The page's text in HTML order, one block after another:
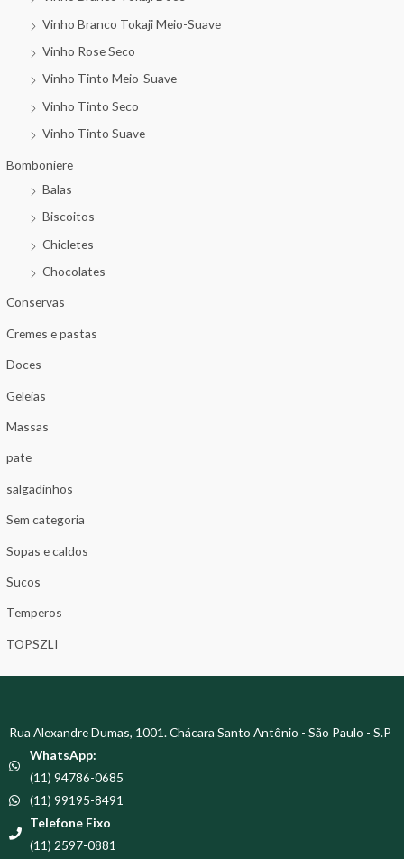
Vinho Branco Tokaji Meio-Suave
Vinho Rose Seco
Vinho Tinto Meio-Suave
Vinho Tinto Seco
Vinho Tinto Suave
Bomboniere
Balas
Biscoitos
Chicletes
Chocolates
Conservas
Cremes e pastas
Doces
Geleias
Massas
pate
salgadinhos
Sem categoria
Sopas e caldos
Sucos
Temperos
TOPSZLI
Rua Alexandre Dumas, 1001. Chácara Santo Antônio - São Paulo - S.P
WhatsApp:
(11) 94786-0685
(11) 99195-8491
Telefone Fixo
(11) 2597-0881